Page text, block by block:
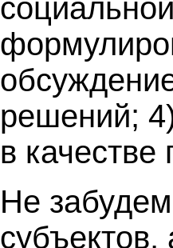
решений;
в качестве
Не